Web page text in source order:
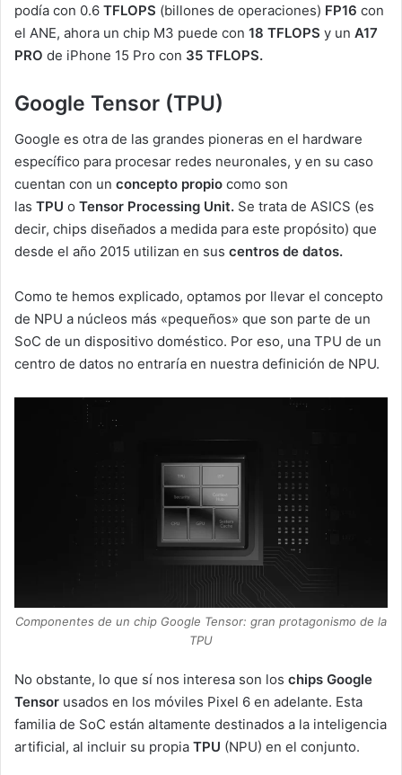
podía con 0.6 TFLOPS (billones de operaciones) FP16 con
el ANE, ahora un chip M3 puede con 18 TFLOPS y un A17
PRO de iPhone 15 Pro con 35 TFLOPS.
Google Tensor (TPU)
Google es otra de las grandes pioneras en el hardware
específico para procesar redes neuronales, y en su caso
cuentan con un concepto propio como son
las TPU o Tensor Processing Unit. Se trata de ASICS (es
decir, chips diseñados a medida para este propósito) que
desde el año 2015 utilizan en sus centros de datos.
Como te hemos explicado, optamos por llevar el concepto
de NPU a núcleos más «pequeños» que son parte de un
SoC de un dispositivo doméstico. Por eso, una TPU de un
centro de datos no entraría en nuestra definición de NPU.
Componentes de un chip Google Tensor: gran protagonismo de la
TPU
No obstante, lo que sí nos interesa son los chips Google
Tensor usados en los móviles Pixel 6 en adelante. Esta
familia de SoC están altamente destinados a la inteligencia
artificial, al incluir su propia TPU (NPU) en el conjunto.